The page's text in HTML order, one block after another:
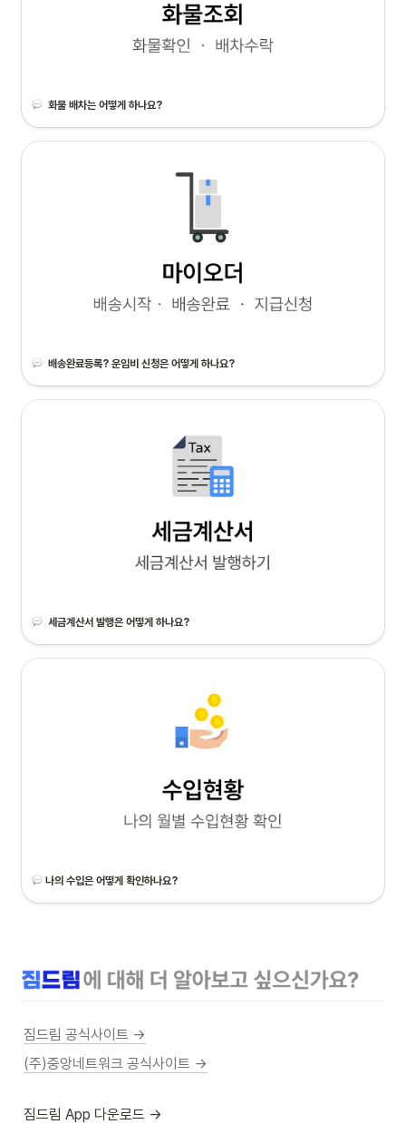
화물 배차는 어떻게 하나요?
배송완료등록? 운임비 신청은 어떻게 하나요?
세금계산서 발행은 어떻게 하나요?
나의 수입은 어떻게 확인하나요?
짐드림 공식사이트 →
(주)중앙네트워크 공식사이트 →
짐드림 App 다운로드 →